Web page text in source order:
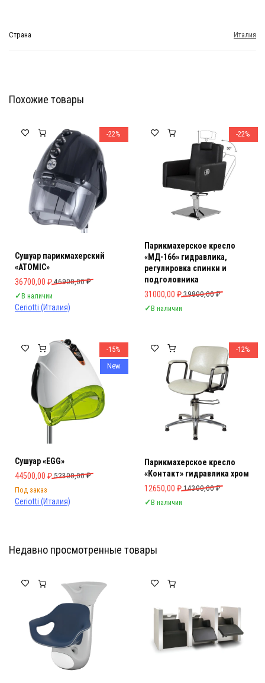
Страна Италия
Похожие товары
-22%
Сушуар парикмахерский
«ATOMIC»
46900,00₽
Первоначальная цена составляла 46900,00 ₽.
36700,00 ₽
Текущая цена: 36700,00 ₽.
✓В наличии
Ceriotti (Италия)
-22%
Парикмахерское кресло
«МД-166» гидравлика,
регулировка спинки и
подголовника
39800,00₽
Первоначальная цена
31000,00 ₽
Текущая цена: 31000,00 ₽.
✓В наличии
-15%
New
Сушуар «EGG»
52300,00₽
Первоначальная цена составляла 52300,00 ₽.
44500,00 ₽
Текущая цена: 44500,00 ₽.
Под заказ
Ceriotti (Италия)
-12%
Парикмахерское кресло
«Контакт» гидравлика хром
14300,00₽
Первоначальная цена
12650,00 ₽
Текущая цена: 12650,00 ₽.
✓В наличии
Недавно просмотренные товары